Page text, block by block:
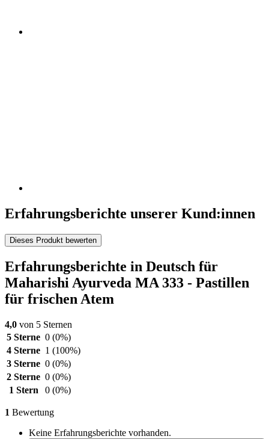
Erfahrungsberichte unserer Kund:innen
Dieses Produkt bewerten
Erfahrungsberichte in Deutsch für
Maharishi Ayurveda MA 333 - Pastillen
für frischen Atem
4,0 von 5 Sternen
5 Sterne 0 (0%)
4 Sterne 1 (100%)
3 Sterne 0 (0%)
2 Sterne 0 (0%)
1 Stern
0 (0%)
1 Bewertung
Keine Erfahrungsberichte vorhanden.